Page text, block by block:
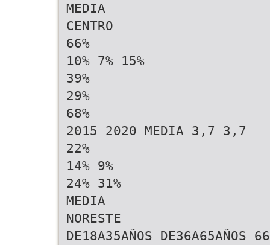
MEDIA
CENTRO
66%
10% 7% 15%
39%
29%
68%
2015 2020 MEDIA 3,7 3,7
22%
14% 9%
24% 31%
MEDIA
NORESTE
DE18A35AÑOS DE36A65AÑOS